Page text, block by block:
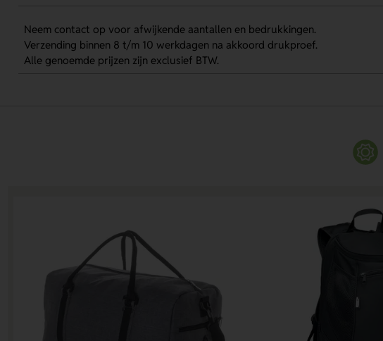
Neem contact op voor afwijkende aantallen en bedrukkingen.
Verzending binnen 8 t/m 10 werkdagen na akkoord drukproef.
Alle genoemde prijzen zijn exclusief BTW.